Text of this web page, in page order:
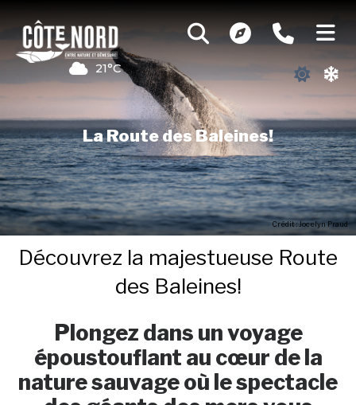
21°C
La Route des Baleines!
Crédit : Jocelyn Praud
Découvrez la majestueuse Route
des Baleines!
Plongez dans un voyage
époustouflant au cœur de la
nature sauvage où le spectacle